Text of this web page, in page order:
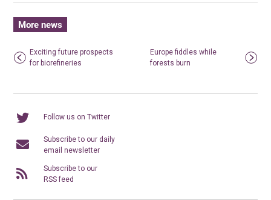
More news
Exciting future prospects
for biorefineries
Europe fiddles while
forests burn
Follow us on Twitter
Subscribe to our daily
email newsletter
Subscribe to our
RSS feed